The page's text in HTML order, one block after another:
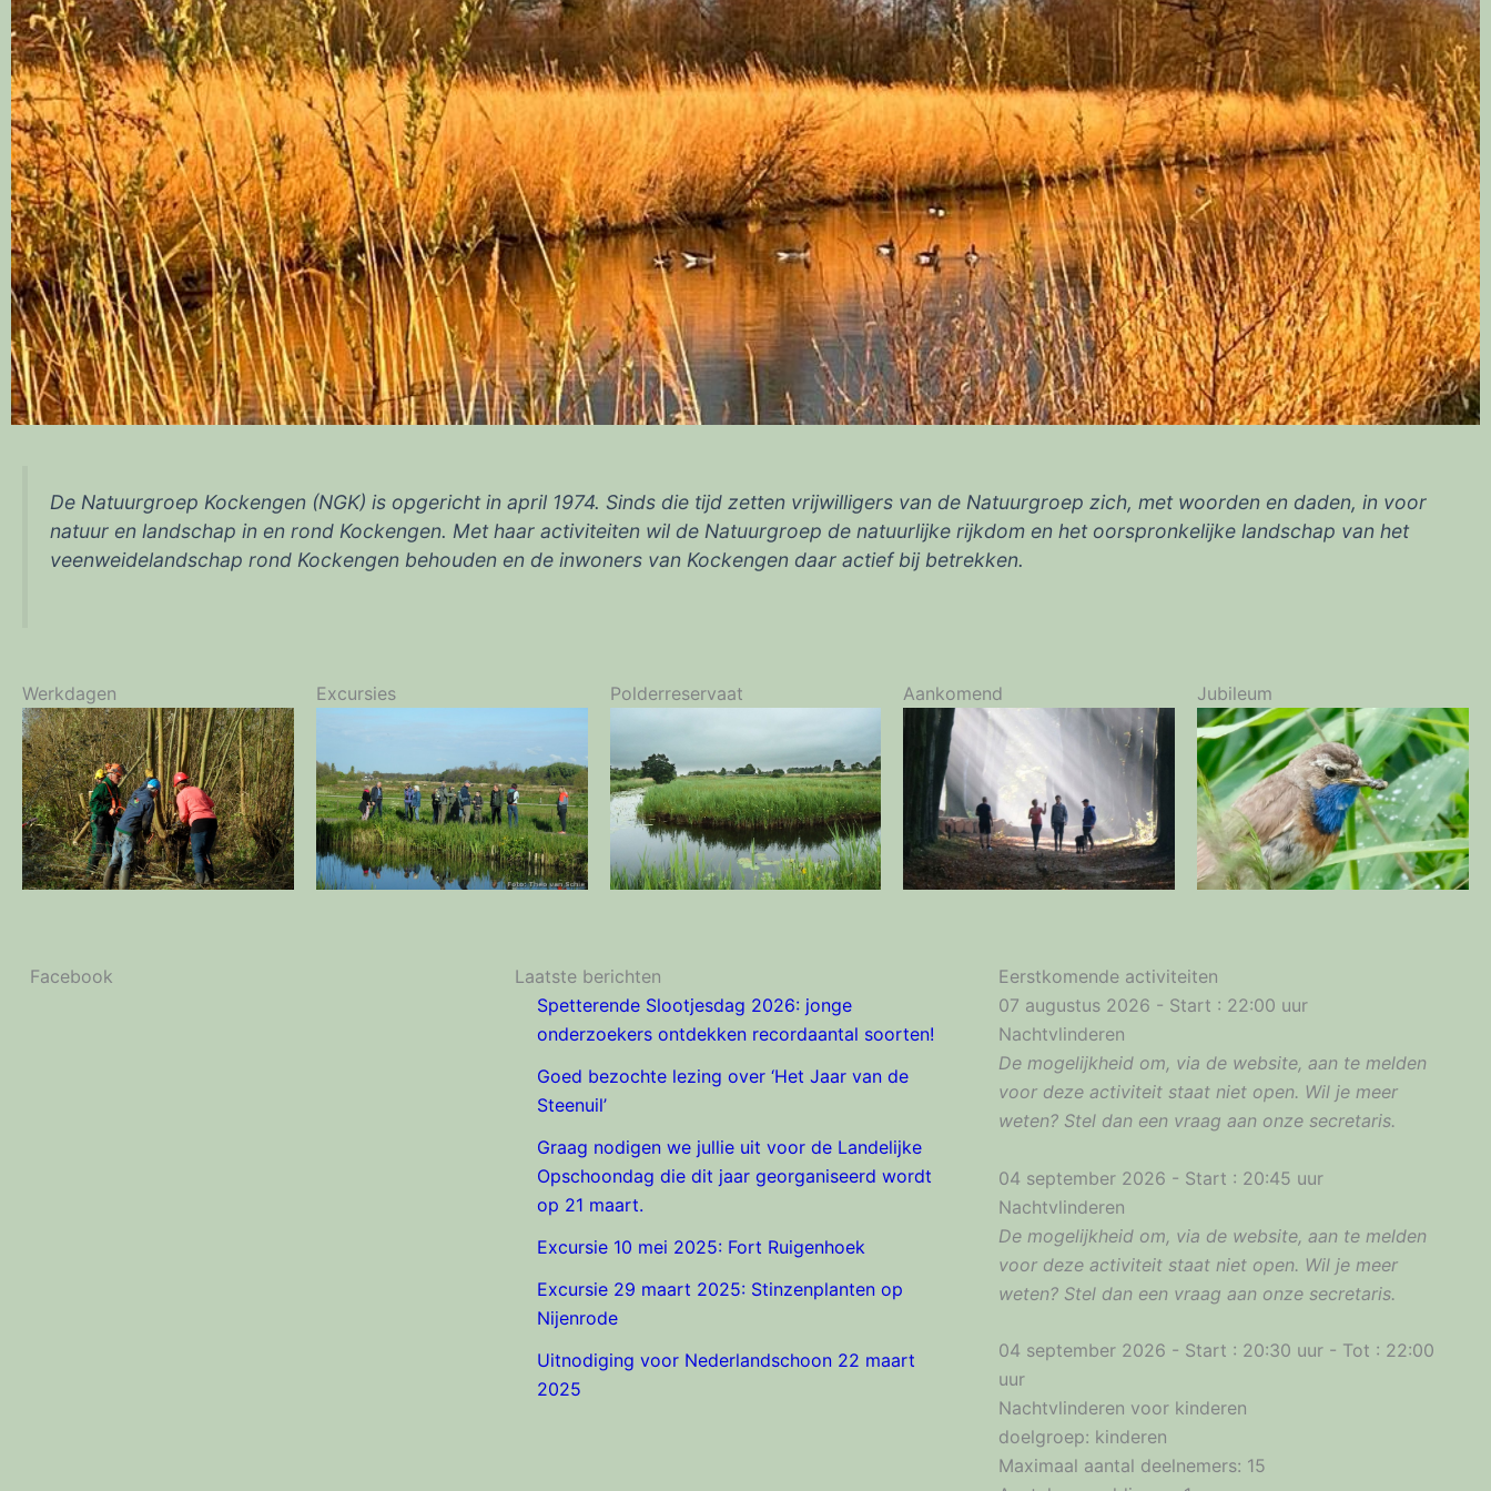
De Natuurgroep Kockengen (NGK) is opgericht in april 1974. Sinds die tijd zetten vrijwilligers van de Natuurgroep zich, met woorden en daden, in voor
natuur en landschap in en rond Kockengen. Met haar activiteiten wil de Natuurgroep de natuurlijke rijkdom en het oorspronkelijke landschap van het
veenweidelandschap rond Kockengen behouden en de inwoners van Kockengen daar actief bij betrekken.
Werkdagen Excursies Polderreservaat Aankomend Jubileum
Facebook
Laatste berichten
Spetterende Slootjesdag 2026: jonge
onderzoekers ontdekken recordaantal soorten!
Goed bezochte lezing over ‘Het Jaar van de
Steenuil’
Graag nodigen we jullie uit voor de Landelijke
Opschoondag die dit jaar georganiseerd wordt
op 21 maart.
Excursie 10 mei 2025: Fort Ruigenhoek
Excursie 29 maart 2025: Stinzenplanten op
Nijenrode
Uitnodiging voor Nederlandschoon 22 maart
2025
Eerstkomende activiteiten
07 augustus 2026 - Start : 22:00 uur
Nachtvlinderen
De mogelijkheid om, via de website, aan te melden
voor deze activiteit staat niet open. Wil je meer
weten? Stel dan een vraag aan onze secretaris.
04 september 2026 - Start : 20:45 uur
Nachtvlinderen
De mogelijkheid om, via de website, aan te melden
voor deze activiteit staat niet open. Wil je meer
weten? Stel dan een vraag aan onze secretaris.
04 september 2026 - Start : 20:30 uur - Tot : 22:00
uur
Nachtvlinderen voor kinderen
doelgroep: kinderen
Maximaal aantal deelnemers: 15